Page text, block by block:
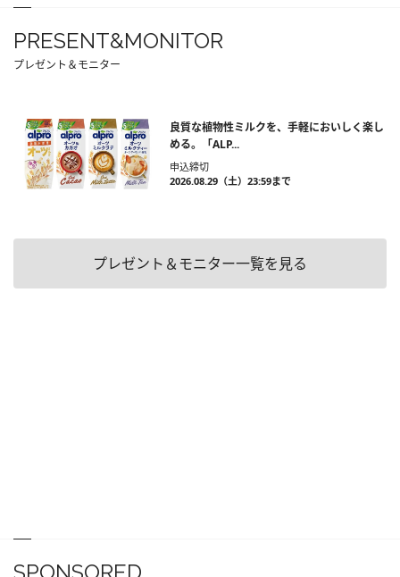
PRESENT&MONITOR
プレゼント＆モニター
良質な植物性ミルクを、手軽においしく楽し
める。「ALP...
申込締切
2026.08.29（土）23:59まで
プレゼント＆モニター一覧を見る